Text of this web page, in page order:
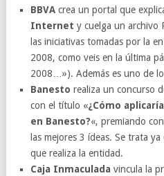
BBVA crea un portal que
Internet y cuelga un archivo
las iniciativas tomadas por la
2008, como veis en la última
2008…»). Además es uno de
Banesto realiza un concurso
con el título «¿Cómo
en Banesto?«, premiando
las mejores 3 ídeas. Se trata
que realiza la entidad.
Caja Inmaculada vincula la